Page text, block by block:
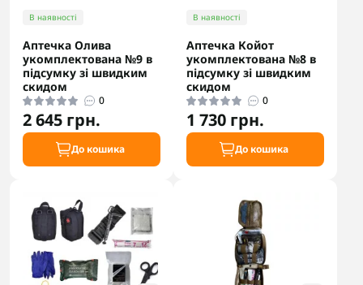
В наявності
Аптечка Олива
укомплектована №9 в
підсумку зі швидким
скидом
0
2 645 грн.
До кошика
В наявності
Аптечка Койот
укомплектована №8 в
підсумку зі швидким
скидом
0
1 730 грн.
До кошика